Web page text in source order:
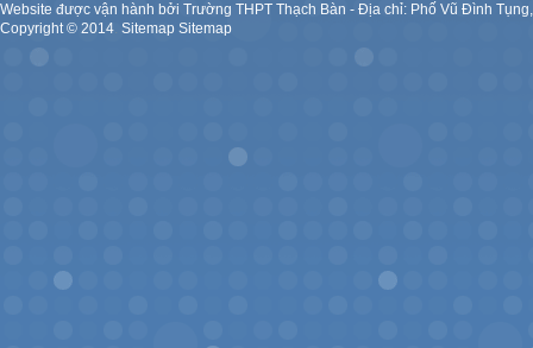
Website được vận hành bởi Trường THPT Thạch Bàn - Địa chỉ: Phố Vũ Đình
Copyright © 2014. Sitemap Sitemap